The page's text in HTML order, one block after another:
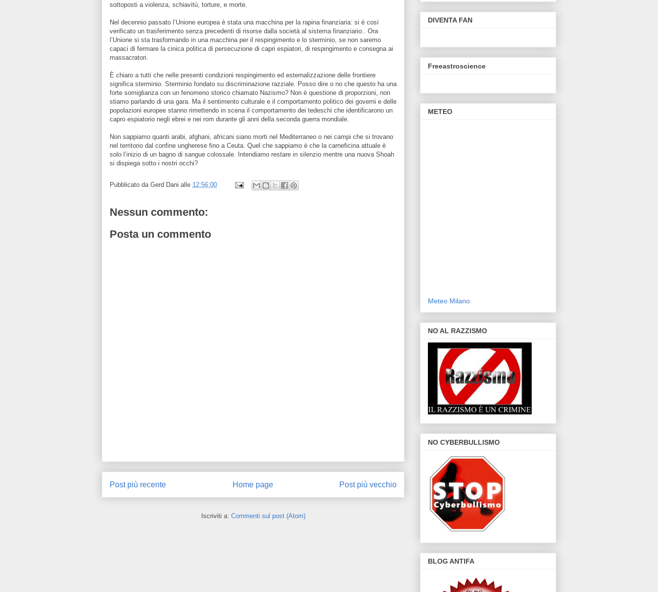
sottoposti a violenza, schiavitù, torture, e morte.
Nel decennio passato l’Unione europea è stata una macchina per la rapina finanziaria: si è così
verificato un trasferimento senza precedenti di risorse dalla società al sistema finanziario.. Ora
l’Unione si sta trasformando in una macchina per il respingimento e lo sterminio, se non saremo
capaci di fermare la cinica politica di persecuzione di capri espiatori, di respingimento e consegna ai
massacratori.
È chiaro a tutti che nelle presenti condizioni respingimento ed esternalizzazione delle frontiere
significa sterminio. Sterminio fondato su discriminazione razziale. Posso dire o no che questo ha una
forte somiglianza con un fenomeno storico chiamato Nazismo? Non è questione di proporzioni, non
stiamo parlando di una gara. Ma il sentimento culturale e il comportamento politico dei governi e delle
popolazioni europee stanno rimettendo in scena il comportamento dei tedeschi che identificarono un
capro espiatorio negli ebrei e nei rom durante gli anni della seconda guerra mondiale.
Non sappiamo quanti arabi, afghani, africani siano morti nel Mediterraneo o nei campi che si trovano
nel territorio dal confine ungherese fino a Ceuta. Quel che sappiamo è che la carneficina attuale è
solo l’inizio di un bagno di sangue colossale. Intendiamo restare in silenzio mentre una nuova Shoah
si dispiega sotto i nostri occhi?
Pubblicato da Gerd Dani alle 12:56:00
Nessun commento:
Posta un commento
Post più recente Post più vecchio
Home page
Iscriviti a: Commenti sul post (Atom)
DIVENTA FAN
Freeastroscience
METEO
Meteo Milano
NO AL RAZZISMO
NO CYBERBULLISMO
BLOG ANTIFA